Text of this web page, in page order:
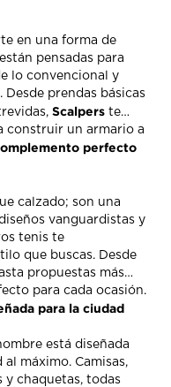
en una forma de
pensadas para
lo convencional y
prendas básicas
Scalpers te
construir un armario a
perfecto
calzado; son una
vanguardistas y
tenis te
que buscas. Desde
propuestas más
para cada ocasión.
para la ciudad
está diseñada
máximo. Camisas,
y chaquetas, todas